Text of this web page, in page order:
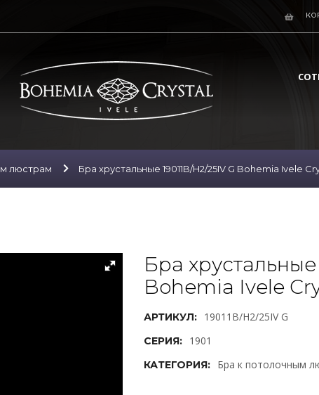
люстрам Бра хрустальные 19011B/H2/25IV G Bohemia Ivele
Бра хрустальные
Bohemia Ivele
АРТИКУЛ: 19011B/H2/25IV G
СЕРИЯ: 1901
КАТЕГОРИЯ: Бра к потолочным